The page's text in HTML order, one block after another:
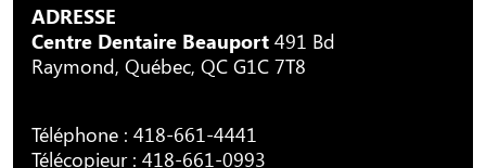
ADRESSE
Centre Dentaire Beauport 491 Bd
Raymond, Québec, QC G1C 7T8
Téléphone : 418-661-4441
Télécopieur : 418-661-0993